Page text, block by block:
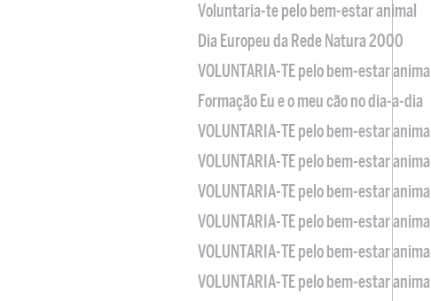
Voluntaria-te pelo bem-estar animal
Dia Europeu da Rede Natura 2000
VOLUNTARIA-TE pelo bem-estar animal
Formação Eu e o meu cão no dia-a-dia
VOLUNTARIA-TE pelo bem-estar animal
VOLUNTARIA-TE pelo bem-estar animal
VOLUNTARIA-TE pelo bem-estar animal
VOLUNTARIA-TE pelo bem-estar animal
VOLUNTARIA-TE pelo bem-estar animal
VOLUNTARIA-TE pelo bem-estar animal